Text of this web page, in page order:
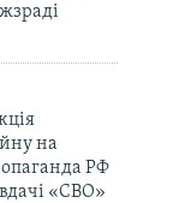
на
РФ
«СВО»